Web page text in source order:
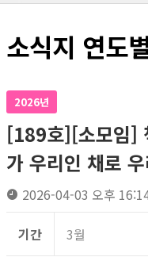
소식지 연도
2026년
[189호][소모임]
가 우리인 채로
2026-04-03 오후
기간 3월